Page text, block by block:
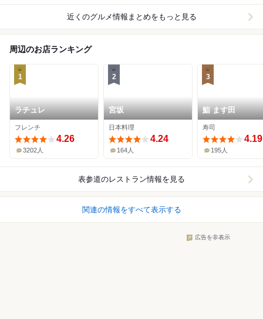
近くのグルメ情報まとめをもっと見る
周辺のお店ランキング
1
ラチュレ
フレンチ
4.26
3202人
2
宮坂
日本料理
4.24
164人
3
鮨 ます田
寿司
4.19
195人
表参道のレストラン情報を見る
関連の情報をすべて表示する
広告を非表示